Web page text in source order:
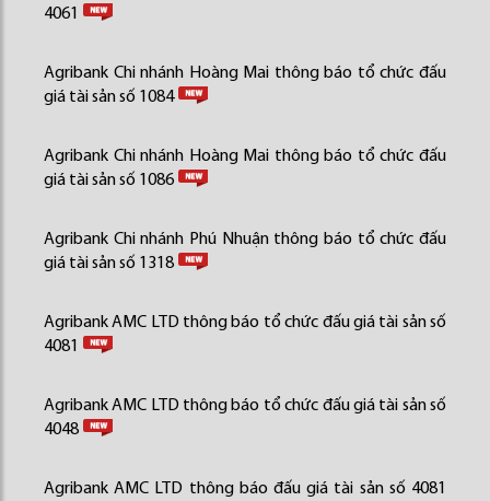
4061
Agribank Chi nhánh Hoàng Mai thông báo tổ chức đấu
giá tài sản số 1084
Agribank Chi nhánh Hoàng Mai thông báo tổ chức đấu
giá tài sản số 1086
Agribank Chi nhánh Phú Nhuận thông báo tổ chức đấu
giá tài sản số 1318
Agribank AMC LTD thông báo tổ chức đấu giá tài sản số
4081
Agribank AMC LTD thông báo tổ chức đấu giá tài sản số
4048
Agribank AMC LTD thông báo đấu giá tài sản số 4081